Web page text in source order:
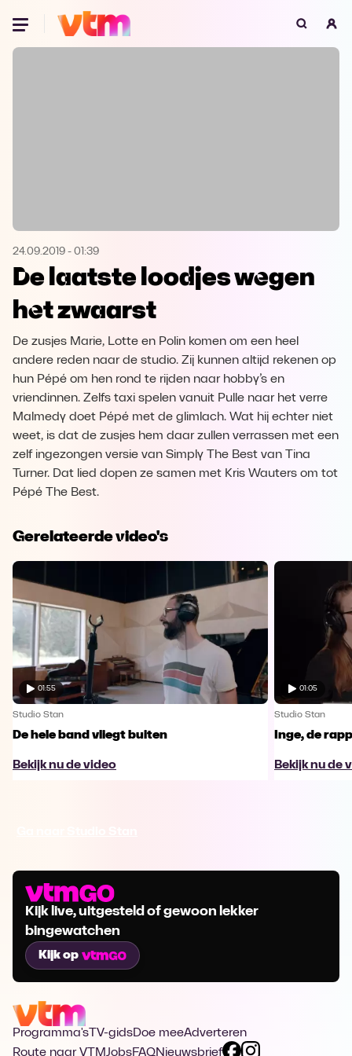
Oeps, browser niet ondersteund
Microsoft Edge Download
Opera
24.09.2019 - 01:39
De laatste loodjes wegen
het zwaarst
De zusjes Marie, Lotte en Polin komen om een heel
andere reden naar de studio. Zij kunnen altijd rekenen op
hun Pépé om hen rond te rijden naar hobby’s en
vriendinnen. Zelfs taxi spelen vanuit Pulle naar het verre
Malmedy doet Pépé met de glimlach. Wat hij echter niet
weet, is dat de zusjes hem daar zullen verrassen met een
zelf ingezongen versie van Simply The Best van Tina
Turner. Dat lied dopen ze samen met Kris Wauters om tot
Pépé The Best.
Gerelateerde video's
01:55
Studio Stan
De hele band vliegt buiten
Bekijk nu de video
01:05
Studio Stan
Inge, de
Bekijk nu de
Kijk live, uitgesteld of gewoon lekker
bingewatchen
Kijk op
Programma's TV-gidsDoe meeAdverteren
Route naar VTMJobsFAQNieuwsbrief